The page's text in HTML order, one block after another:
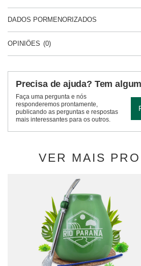
DADOS PORMENORIZADOS
OPINIÕES (0)
Precisa de ajuda? Tem
Faça uma pergunta e nós
responderemos prontamente,
publicando as perguntas e respostas
mais interessantes para os outros.
VER MAIS